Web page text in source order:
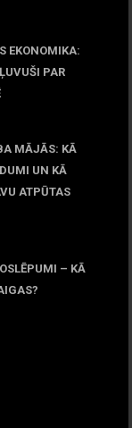
EKONOMIKA:
PAR
MĀJĀS: KĀ
UN KĀ
ATPŪTAS
– KĀ